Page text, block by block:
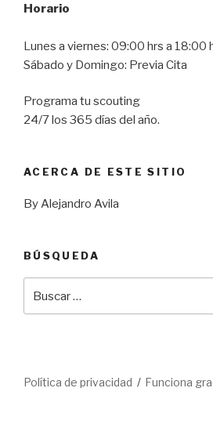
Horario
Lunes a viernes: 09:00 hrs a 18:00
Sábado y Domingo: Previa Cita
Programa tu scouting
24/7 los 365 días del año.
ACERCA DE ESTE SITIO
By Alejandro Avila
BÚSQUEDA
Política de privacidad Funciona